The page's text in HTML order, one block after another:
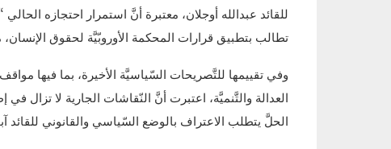
للقائد عبدالله أوجلان، معتبرة أنَّ استمرار احتجازه
تطالب بتطبيق قرارات المحكمة الأوروبّيَّة لحقوق
وفي تقييمها للتَّصريحات السّياسيَّة الأخيرة، بما فيها
العدالة والتَّنميَّة، اعتبرت أنَّ النّقاشات الجارية لا
الحلَّ يتطلب الاعتراف بالوضع السّياسي والقانوني للقائد